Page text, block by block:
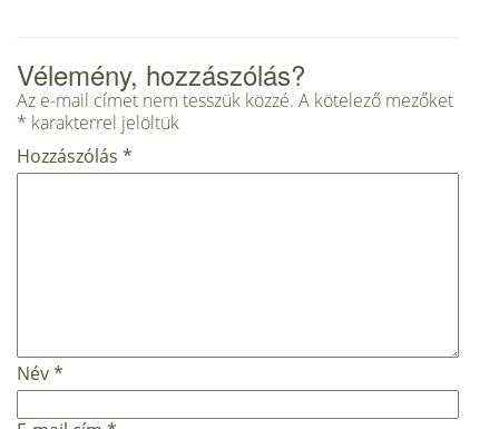
Vélemény, hozzászólás?
Az e-mail címet nem tesszük közzé. A kötelező mezőket
* karakterrel jelöltük
Hozzászólás *
Név*